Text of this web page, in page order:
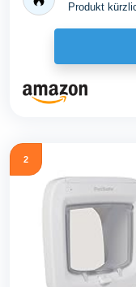
Produkt
2